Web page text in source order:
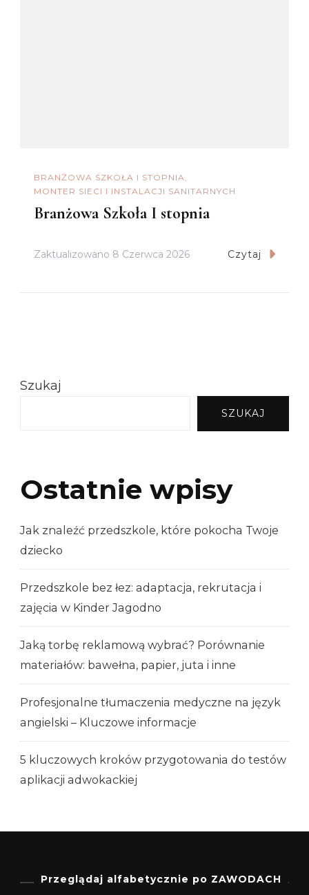
BRANŻOWA SZKOŁA I STOPNIA
MONTER SIECI I INSTALACJI SANITARNYCH
Branżowa Szkoła I stopnia
Zaktualizowano 8 Czerwca 2026 Czytaj
Szukaj
SZUKAJ
Ostatnie wpisy
Jak znaleźć przedszkole, które pokocha Twoje
dziecko
Przedszkole bez łez: adaptacja, rekrutacja i
zajęcia w Kinder Jagodno
Jaką torbę reklamową wybrać? Porównanie
materiałów: bawełna, papier, juta i inne
Profesjonalne tłumaczenia medyczne na język
angielski – Kluczowe informacje
5 kluczowych kroków przygotowania do testów
aplikacji adwokackiej
Przeglądaj alfabetycznie po ZAWODACH